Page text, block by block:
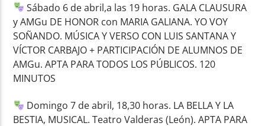
Sábado 6 de abril,a las 19 horas. GALA CLAUSURA
y AMGu DE HONOR con MARIA GALIANA. YO VOY
SOÑANDO. MÚSICA Y VERSO CON LUIS SANTANA Y
VÍCTOR CARBAJO + PARTICIPACIÓN DE ALUMNOS DE
AMGu. APTA PARA TODOS LOS PÚBLICOS. 120
MINUTOS
Domingo 7 de abril, 18,30 horas. LA BELLA Y LA
BESTIA, MUSICAL. Teatro Valderas (León). APTA PARA